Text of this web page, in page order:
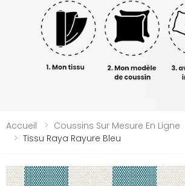
Accueil
Coussins Sur Mesure En Ligne
Tissu Raya Rayure Bleu